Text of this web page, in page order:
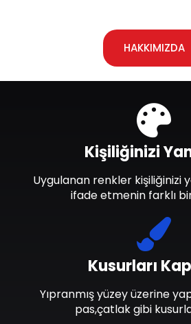
HAKKIMIZDA
Kusurları
Yıpranmış yüzey üzerine
pas,çatlak gibi
Kişiliğinizi
Uygulanan renkler kişiliğinizi
ifade etmenin farklı